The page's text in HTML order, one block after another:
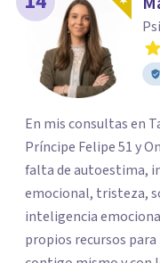
En mis consultas en
Príncipe Felipe 51 y
falta de autoestima,
emocional, tristeza,
inteligencia
propios recursos